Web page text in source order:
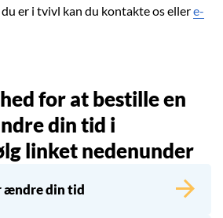
er i tvivl kan du kontakte os ellere-
for at bestille en
din tid i
linket nedenunder
ændre din tid